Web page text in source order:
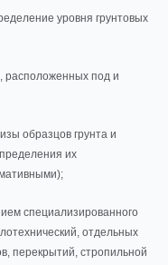
уровня грунтовых
расположенных под и
образцов грунта и
их
специализированного
отдельных
перекрытий, стропильной